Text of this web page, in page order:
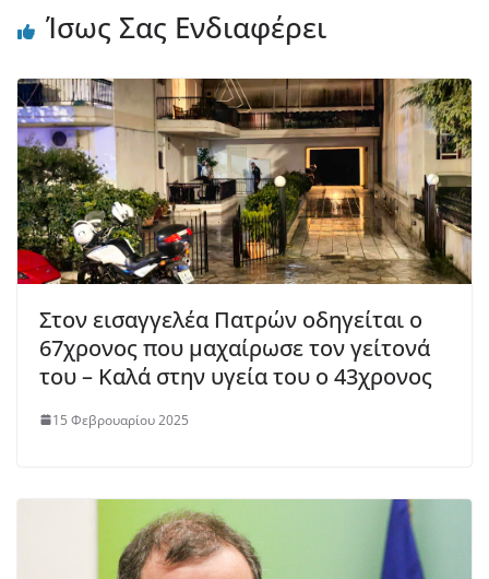
Ίσως Σας Ενδιαφέρει
Στον εισαγγελέα Πατρών οδηγείται ο
67χρονος που μαχαίρωσε τον γείτονά
του – Καλά στην υγεία του ο 43χρονος
15 Φεβρουαρίου 2025